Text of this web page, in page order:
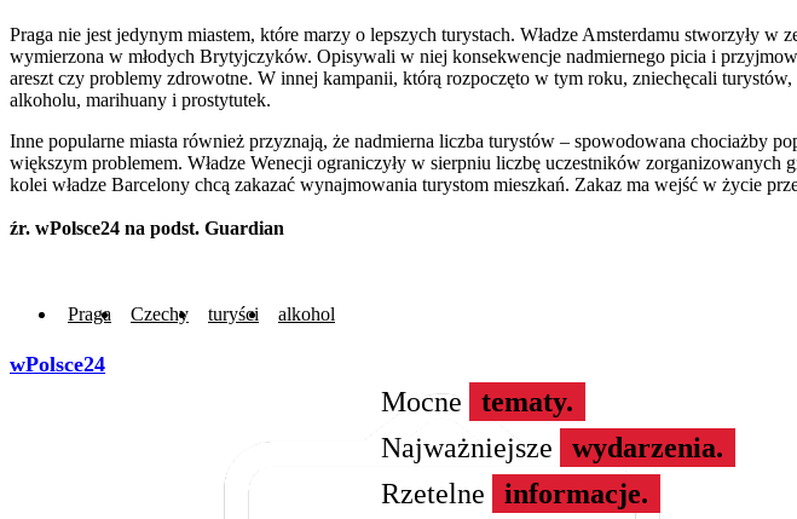
Praga nie jest jedynym miastem, które marzy o lepszych turystach. Władze Amsterdamu stworzyły w
wymierzona w młodych Brytyjczyków. Opisywali w niej konsekwencje nadmiernego picia i
areszt czy problemy zdrowotne. W innej kampanii, którą rozpoczęto w tym roku, zniechęcali
alkoholu, marihuany i prostytutek.
Inne popularne miasta również przyznają, że nadmierna liczba turystów – spowodowana chociażby
większym problemem. Władze Wenecji ograniczyły w sierpniu liczbę uczestników zorganizowanych
kolei władze Barcelony chcą zakazać wynajmowania turystom mieszkań. Zakaz ma wejść w życie
źr. wPolsce24 na podst. Guardian
Praga Czechy turyści alkohol
wPolsce24
Mocne
tematy.
Najważniejsze
wydarzenia.
Rzetelne
informacje.